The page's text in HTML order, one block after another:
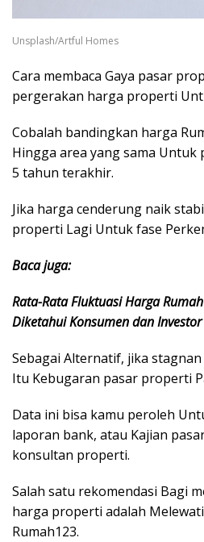
Unsplash/Artful Homes
Cara membaca Gaya pasar
pergerakan harga properti
Cobalah bandingkan harga
Hingga area yang sama Untuk
5 tahun terakhir.
Jika harga cenderung naik
properti Lagi Untuk fase
Baca juga:
Rata-Rata Fluktuasi Harga
Diketahui Konsumen dan
Sebagai Alternatif, jika
Itu Kebugaran pasar properti
Data ini bisa kamu peroleh
laporan bank, atau Kajian
konsultan properti.
Salah satu rekomendasi Bagi
harga properti adalah
Rumah123.